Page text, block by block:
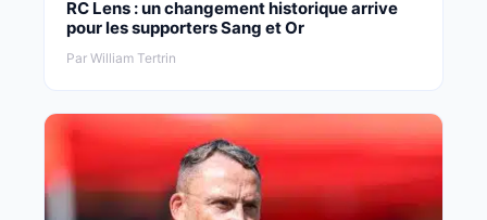
RC Lens : un changement historique arrive
pour les supporters Sang et Or
Par William Tertrin